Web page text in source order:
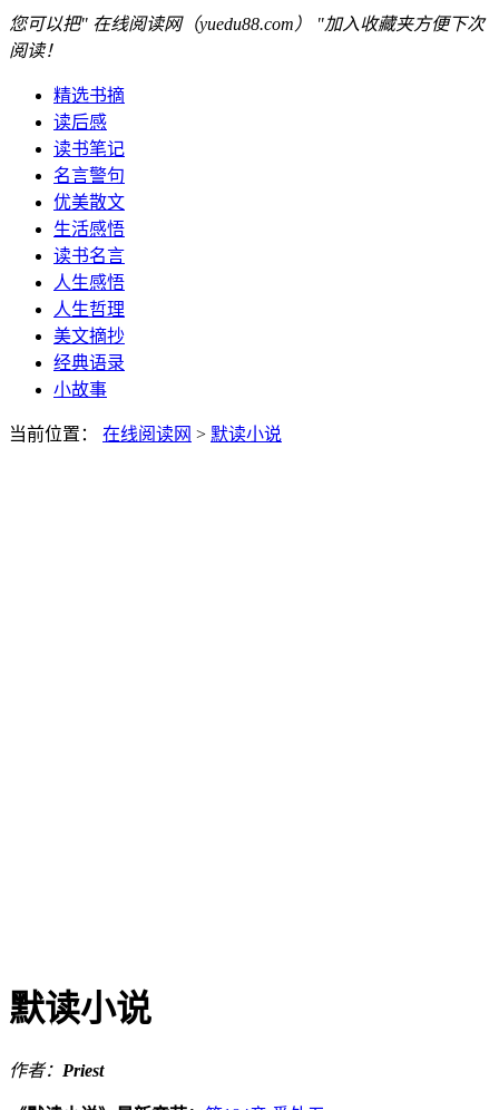
您可以把" 在线阅读网（yuedu88.com） "加入收藏夹方便下次
阅读！
精选书摘
读后感
读书笔记
名言警句
优美散文
生活感悟
读书名言
人生感悟
人生哲理
美文摘抄
经典语录
小故事
当前位置： 在线阅读网 > 默读小说
默读小说
作者： Priest